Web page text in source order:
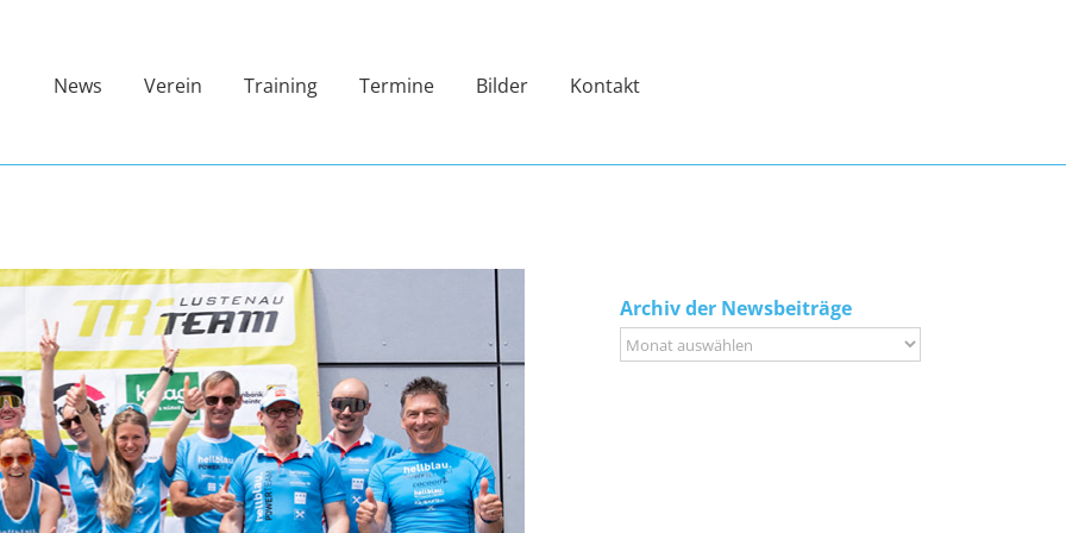
News Verein Training Termine Bilder Kontakt
Archiv der Newsbeiträge
Archiv
der